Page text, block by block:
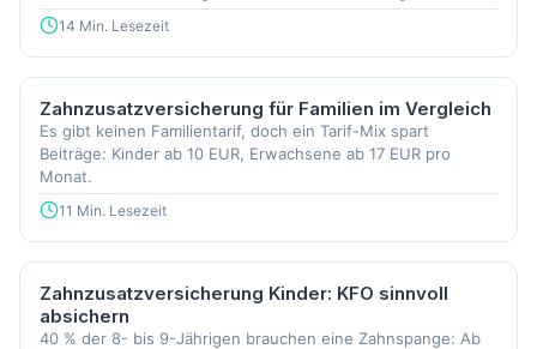
14 Min. Lesezeit
Zahnzusatzversicherung für Familien im Vergleich
Es gibt keinen Familientarif, doch ein Tarif-Mix spart
Beiträge: Kinder ab 10 EUR, Erwachsene ab 17 EUR pro
Monat.
11 Min. Lesezeit
Zahnzusatzversicherung Kinder: KFO sinnvoll
absichern
40 % der 8- bis 9-Jährigen brauchen eine Zahnspange: Ab